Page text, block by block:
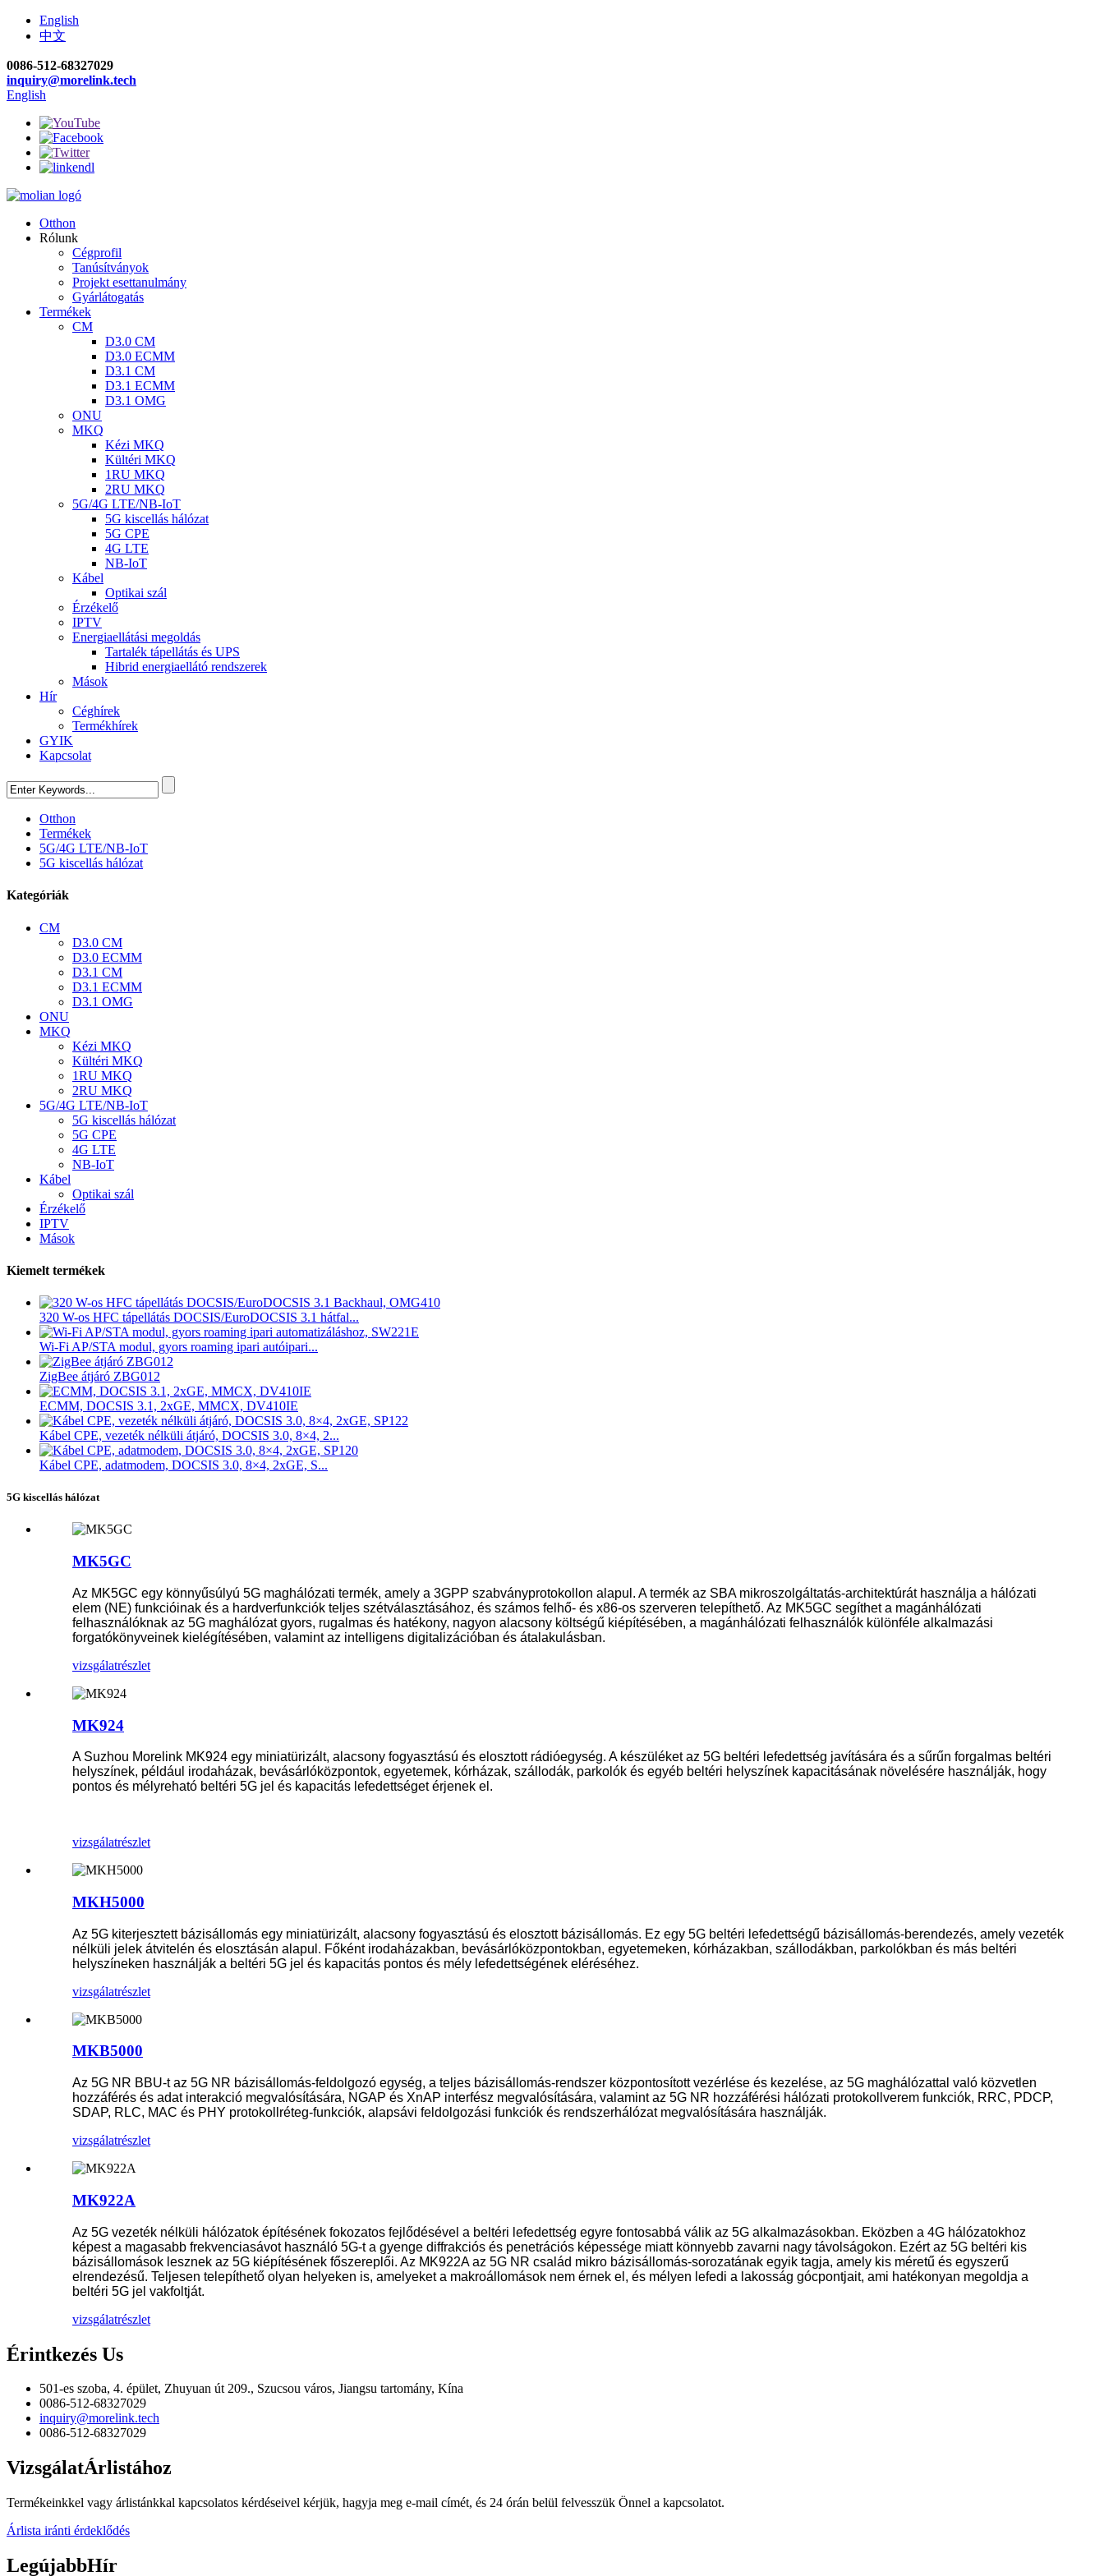
English
中文
0086-512-68327029
inquiry@morelink.tech
English
Otthon
Rólunk
Cégprofil
Tanúsítványok
Projekt esettanulmány
Gyárlátogatás
Termékek
CM
D3.0 CM
D3.0 ECMM
D3.1 CM
D3.1 ECMM
D3.1 OMG
ONU
MKQ
Kézi MKQ
Kültéri MKQ
1RU MKQ
2RU MKQ
5G/4G LTE/NB-IoT
5G kiscellás hálózat
5G CPE
4G LTE
NB-IoT
Kábel
Optikai szál
Érzékelő
IPTV
Energiaellátási megoldás
Tartalék tápellátás és UPS
Hibrid energiaellátó rendszerek
Mások
Hír
Céghírek
Termékhírek
GYIK
Kapcsolat
Otthon
Termékek
5G/4G LTE/NB-IoT
5G kiscellás hálózat
Kategóriák
CM
D3.0 CM
D3.0 ECMM
D3.1 CM
D3.1 ECMM
D3.1 OMG
ONU
MKQ
Kézi MKQ
Kültéri MKQ
1RU MKQ
2RU MKQ
5G/4G LTE/NB-IoT
5G kiscellás hálózat
5G CPE
4G LTE
NB-IoT
Kábel
Optikai szál
Érzékelő
IPTV
Mások
Kiemelt termékek
320 W-os HFC tápellátás DOCSIS/EuroDOCSIS 3.1 hátfal...
Wi-Fi AP/STA modul, gyors roaming ipari autóipari...
ZigBee átjáró ZBG012
ECMM, DOCSIS 3.1, 2xGE, MMCX, DV410IE
Kábel CPE, vezeték nélküli átjáró, DOCSIS 3.0, 8×4, 2...
Kábel CPE, adatmodem, DOCSIS 3.0, 8×4, 2xGE, S...
5G kiscellás hálózat
MK5GC
Az MK5GC egy könnyűsúlyú 5G maghálózati termék, amely a 3GPP szabványprotokollon alapul. A termék az SBA mikroszolgáltatás-architektúrát használja a hálózati
elem (NE) funkcióinak és a hardverfunkciók teljes szétválasztásához, és számos felhő- és x86-os szerveren telepíthető. Az MK5GC segíthet a magánhálózati
felhasználóknak az 5G maghálózat gyors, rugalmas és hatékony, nagyon alacsony költségű kiépítésében, a magánhálózati felhasználók különféle alkalmazási
forgatókönyveinek kielégítésében, valamint az intelligens digitalizációban és átalakulásban.
vizsgálatrészlet
MK924
A Suzhou Morelink MK924 egy miniatürizált, alacsony fogyasztású és elosztott rádióegység. A készüléket az 5G beltéri lefedettség javítására és a sűrűn forgalmas beltéri
helyszínek, például irodaházak, bevásárlóközpontok, egyetemek, kórházak, szállodák, parkolók és egyéb beltéri helyszínek kapacitásának növelésére használják, hogy
pontos és mélyreható beltéri 5G jel és kapacitás lefedettséget érjenek el.
vizsgálatrészlet
MKH5000
Az 5G kiterjesztett bázisállomás egy miniatürizált, alacsony fogyasztású és elosztott bázisállomás. Ez egy 5G beltéri lefedettségű bázisállomás-berendezés, amely vezeték
nélküli jelek átvitelén és elosztásán alapul. Főként irodaházakban, bevásárlóközpontokban, egyetemeken, kórházakban, szállodákban, parkolókban és más beltéri
helyszíneken használják a beltéri 5G jel és kapacitás pontos és mély lefedettségének eléréséhez.
vizsgálatrészlet
MKB5000
Az 5G NR BBU-t az 5G NR bázisállomás-feldolgozó egység, a teljes bázisállomás-rendszer központosított vezérlése és kezelése, az 5G maghálózattal való közvetlen
hozzáférés és adat interakció megvalósítására, NGAP és XnAP interfész megvalósítására, valamint az 5G NR hozzáférési hálózati protokollverem funkciók, RRC, PDCP,
SDAP, RLC, MAC és PHY protokollréteg-funkciók, alapsávi feldolgozási funkciók és rendszerhálózat megvalósítására használják.
vizsgálatrészlet
MK922A
Az 5G vezeték nélküli hálózatok építésének fokozatos fejlődésével a beltéri lefedettség egyre fontosabbá válik az 5G alkalmazásokban. Eközben a 4G hálózatokhoz
képest a magasabb frekvenciasávot használó 5G-t a gyenge diffrakciós és penetrációs képessége miatt könnyebb zavarni nagy távolságokon. Ezért az 5G beltéri kis
bázisállomások lesznek az 5G kiépítésének főszereplői. Az MK922A az 5G NR család mikro bázisállomás-sorozatának egyik tagja, amely kis méretű és egyszerű
elrendezésű. Teljesen telepíthető olyan helyeken is, amelyeket a makroállomások nem érnek el, és mélyen lefedi a lakosság gócpontjait, ami hatékonyan megoldja a
beltéri 5G jel vakfoltját.
vizsgálatrészlet
Érintkezés Us
501-es szoba, 4. épület, Zhuyuan út 209., Szucsou város, Jiangsu tartomány, Kína
0086-512-68327029
inquiry@morelink.tech
0086-512-68327029
VizsgálatÁrlistához
Termékeinkkel vagy árlistánkkal kapcsolatos kérdéseivel kérjük, hagyja meg e-mail címét, és 24 órán belül felvesszük Önnel a kapcsolatot.
Árlista iránti érdeklődés
LegújabbHír